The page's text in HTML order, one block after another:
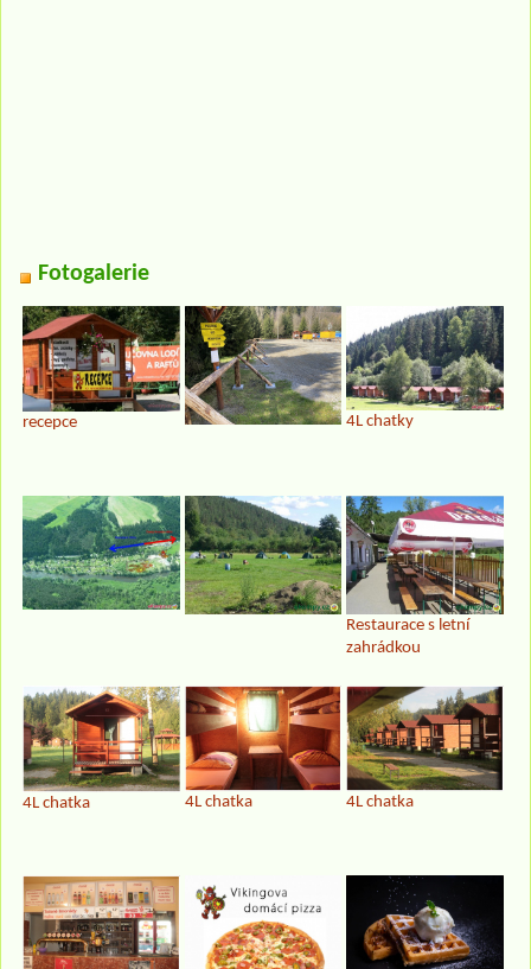
Fotogalerie
recepce 4L chatky
Restaurace s letní
zahrádkou
4L chatka 4L chatka 4L chatka